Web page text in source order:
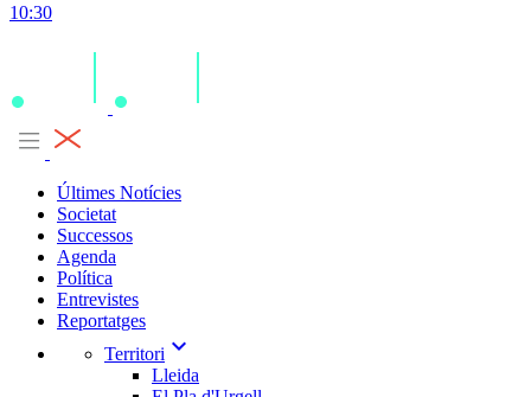
10:30
Últimes Notícies
Societat
Successos
Agenda
Política
Entrevistes
Reportatges
Territori expand_more
Lleida